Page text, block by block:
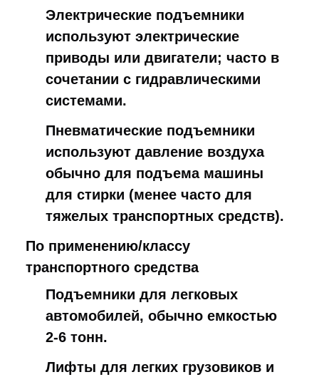
Электрические подъемники
используют электрические
приводы или двигатели; часто в
сочетании с гидравлическими
системами.
Пневматические подъемники
используют давление воздуха
обычно для подъема машины
для стирки (менее часто для
тяжелых транспортных средств).
По применению/классу
транспортного средства
Подъемники для легковых
автомобилей, обычно емкостью
2-6 тонн.
Лифты для легких грузовиков и